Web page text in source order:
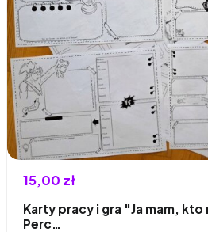
15,00 zł
Karty pracy i gra "Ja mam,
Perc…